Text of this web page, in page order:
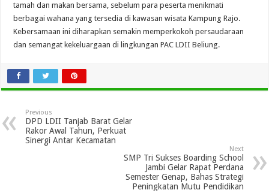
tamah dan makan bersama, sebelum para peserta menikmati
berbagai wahana yang tersedia di kawasan wisata Kampung Rajo.
Kebersamaan ini diharapkan semakin memperkokoh persaudaraan
dan semangat kekeluargaan di lingkungan PAC LDII Beliung.
Previous
DPD LDII Tanjab Barat Gelar
Rakor Awal Tahun, Perkuat
Sinergi Antar Kecamatan
Next
SMP Tri Sukses Boarding School
Jambi Gelar Rapat Perdana
Semester Genap, Bahas Strategi
Peningkatan Mutu Pendidikan